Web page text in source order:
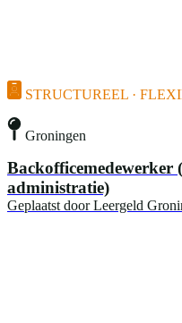
STRUCTUREEL ·
Groningen
Backofficemedewerker
administratie)
Geplaatst door Leergeld